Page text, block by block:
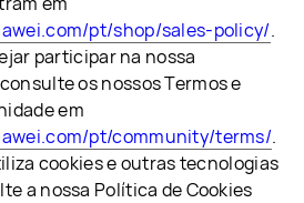
pt/shop/sales-policy/.
participar na nossa
os nossos Termos e
em
pt/community/terms/.
cookies e outras tecnologias
a nossa Política de Cookies